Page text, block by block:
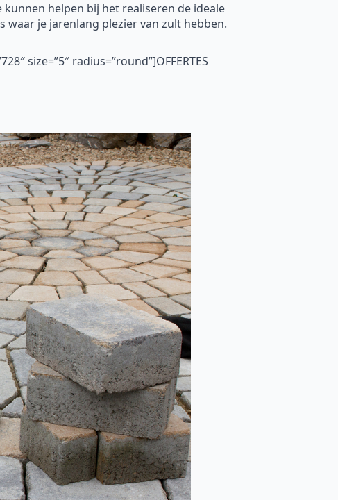
helpen bij het realiseren de ideale
waar je jarenlang plezier van zult hebben.
size=”5″ radius=”round”]OFFERTES